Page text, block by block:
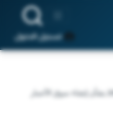
تسجيل الدخول
قرار وزاري رقم 59 لسنة 2005 بشأن إنشاء سوق الأعمار